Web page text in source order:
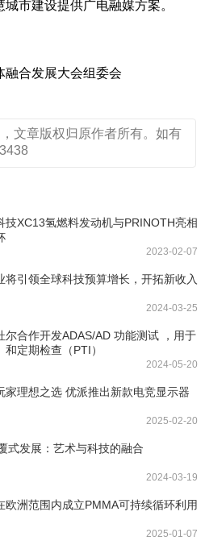
市建设提供广电融媒方案。
融合发展大会组委会
文章版权归原作者所有。如有
技XC13氢燃料发动机与PRINOTH亮相
2023-02-07
将引领全球科技预算增长，开拓新收入
2024-03-25
尔合作开发ADAS/AD 功能测试 ，用于
定期检查（PTI）
2024-05-20
家理想之选 优派推出新款电竞显示器
2025-02-20
式发展：艺术与科技的融合
2024-03-19
欧洲范围内成立PMMA可持续循环利用
2025-01-07